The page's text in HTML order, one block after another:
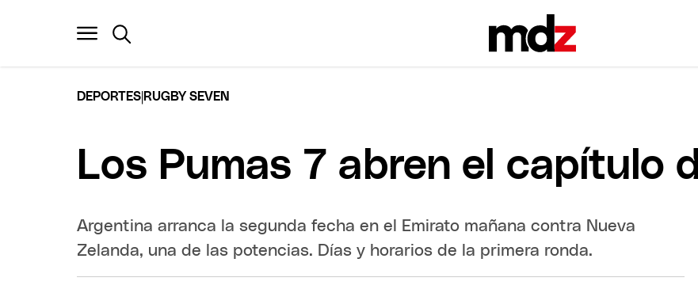
DEPORTES RUGBY SEVEN
Los Pumas 7 abren el capítulo
Argentina arranca la segunda fecha en el Emirato mañana contra Nueva
Zelanda, una de las potencias. Días y horarios de la primera ronda.